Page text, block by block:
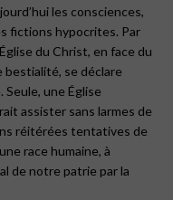
les consciences,
fictions hypocrites. Par
du Christ, en face du
bestialité, se déclare
une Église
assister sans larmes de
réitérées tentatives de
race humaine, à
de notre patrie par la